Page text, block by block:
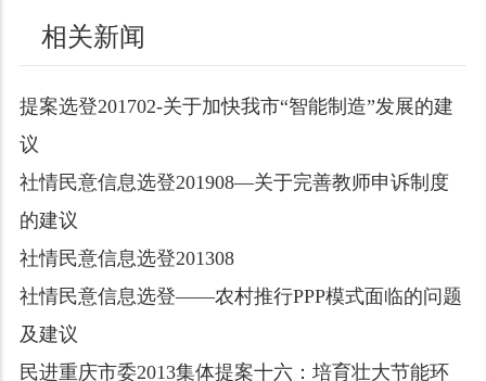
相关新闻
提案选登201702-关于加快我市“智能制造”发展的建
议
社情民意信息选登201908—关于完善教师申诉制度
的建议
社情民意信息选登201308
社情民意信息选登——农村推行PPP模式面临的问题
及建议
民进重庆市委2013集体提案十六：培育壮大节能环